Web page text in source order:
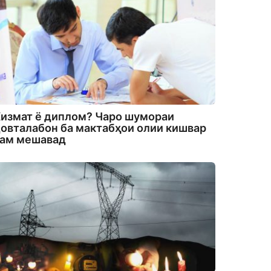
ё диплом? Чаро шумораи
ба мактабҳои олии кишвар
мешавад